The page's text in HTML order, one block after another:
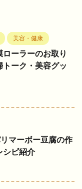
美容・健康
ローラーのお取り
ーク・美容グッ
マーボー豆腐の作
シピ紹介